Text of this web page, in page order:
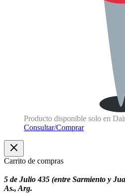
Producto disponible solo en
Consultar/Comprar
Carrito de compras
5 de Julio 435 (entre Sarmiento y
As., Arg.